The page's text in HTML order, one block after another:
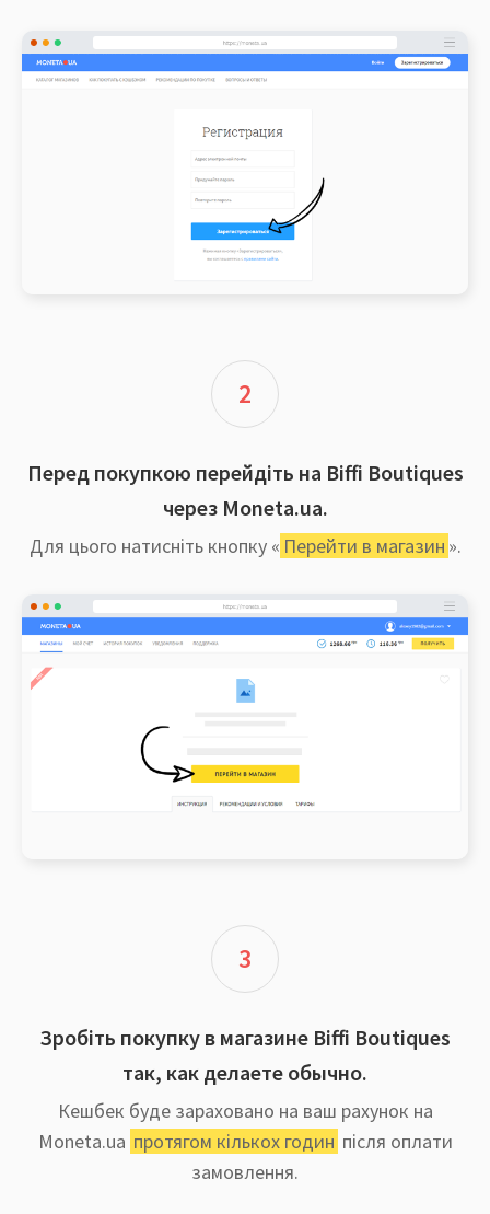
2
Перед покупкою перейдіть на Biffi Boutiques
через Moneta.ua.
Для цього натисніть кнопку « Перейти в магазин ».
3
Зробіть покупку в магазине Biffi Boutiques
так, как делаете обычно.
Кешбек буде зараховано на ваш рахунок на
Moneta.ua протягом кількох годин після оплати
замовлення.